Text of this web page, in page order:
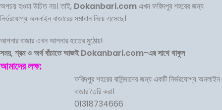
অপচয় হওয়া উচিত নয়। তাই, Dokanbari.comএখন ফরিদপুর শহরের জন্য
নির্ভরযোগ্য অনলাইন বাজারের সমাধান নিয়ে এসেছে।
আপনার বাজার এখন আপনার হাতের মুঠোয়!
সময়, শ্রম ও অর্থ বাঁচাতে আজই Dokanbari.com-এর সাথে থাকুন
আমাদের লক্ষ:
ফরিদপুর শহরের বাসিন্দাদের জন্য একটি নির্ভরযোগ্য অনলাইন
বাজার তৈরি করা।
01318734666